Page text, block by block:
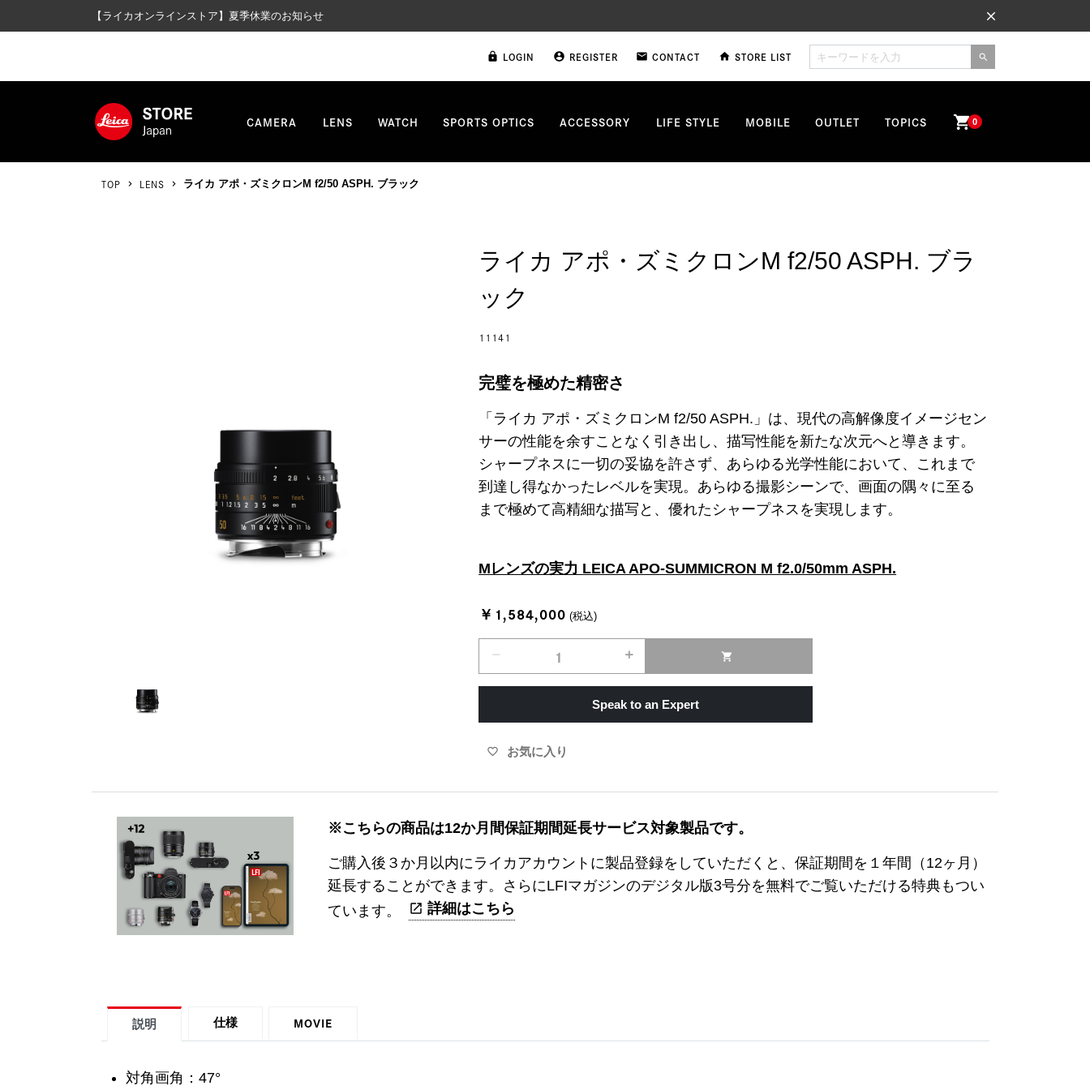
【ライカオンラインストア】夏季休業のお知らせ close
lock LOGIN account_circle REGISTER email CONTACT home STORE LIST search
CAMERA LENS WATCH SPORTS OPTICS ACCESSORY LIFE STYLE MOBILE OUTLET TOPICS shopping_cart0
TOP LENS ライカ アポ・ズミクロンM f2/50 ASPH. ブラック
ライカ アポ・ズミクロンM f2/50 ASPH. ブラ
ック
11141
完璧を極めた精密さ
「ライカ アポ・ズミクロンM f2/50 ASPH.」は、現代の高解像度イメージセン
サーの性能を余すことなく引き出し、描写性能を新たな次元へと導きます。
シャープネスに一切の妥協を許さず、あらゆる光学性能において、これまで
到達し得なかったレベルを実現。あらゆる撮影シーンで、画面の隅々に至る
まで極めて高精細な描写と、優れたシャープネスを実現します。
Mレンズの実力 LEICA APO-SUMMICRON M f2.0/50mm ASPH.
￥1,584,000 (税込)
remove add shopping_cart
Speak to an Expert
favorite_border お気に入り
※こちらの商品は12か月間保証期間延長サービス対象製品です。
ご購入後３か月以内にライカアカウントに製品登録をしていただくと、保証期間を１年間（12ヶ月）
延長することができます。さらにLFIマガジンのデジタル版3号分を無料でご覧いただける特典もつい
ています。
詳細はこちら
説明 仕様 MOVIE
対角画角：47°